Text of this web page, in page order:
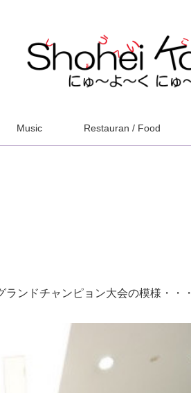
Music Restauran / Food
ンドチャンピョン大会の模様・・・